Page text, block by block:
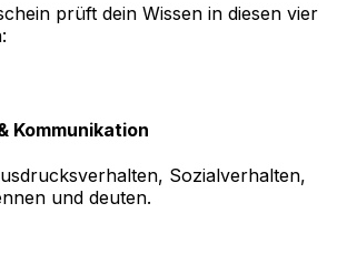
prüft dein Wissen in diesen vier
Kommunikation
Sozialverhalten,
und deuten.